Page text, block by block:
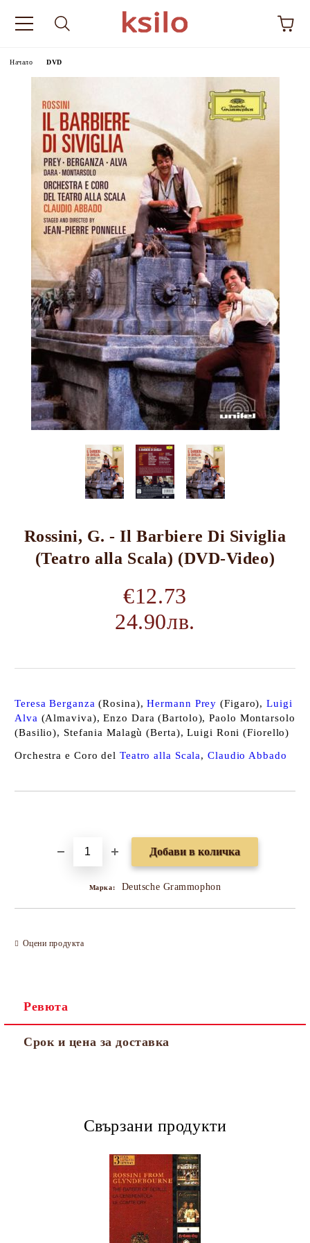
Начало DVD
Rossini, G. - Il Barbiere Di Siviglia
(Teatro alla Scala) (DVD-Video)
€12.73
24.90лв.
Teresa Berganza (Rosina),Hermann Prey (Figaro),Luigi
Alva (Almaviva), Enzo Dara (Bartolo), Paolo Montarsolo
(Basilio), Stefania Malagù (Berta), Luigi Roni (Fiorello)
Orchestra e Coro del Teatro alla Scala,Claudio Abbado
Марка: Deutsche Grammophon
Оцени продукта
Ревюта
Срок и цена за доставка
Свързани продукти